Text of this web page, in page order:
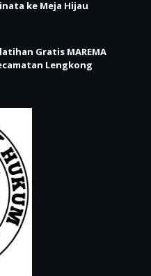
ke Meja Hijau
Gratis MAREMA
Lengkong